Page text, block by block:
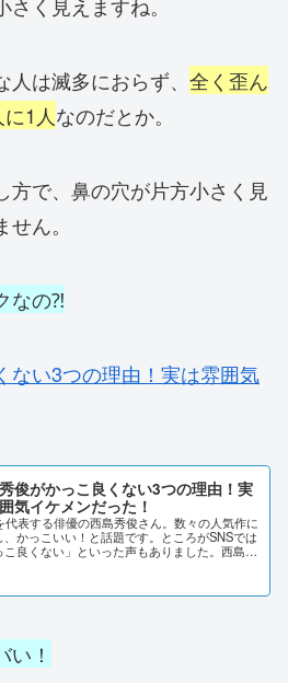
は滅多におらず、 全く歪ん
1人なのだとか。
方で、鼻の穴が片方小さく見
ん。
なの⁈
ない3つの理由！実は雰囲気
俊がかっこ良くない3つの理由！実
気イケメンだった！
代表する俳優の西島秀俊さん。数々の人気作に
、かっこいい！と話題です。ところがSNSでは
こ良くない」といった声もありました。西島秀
！